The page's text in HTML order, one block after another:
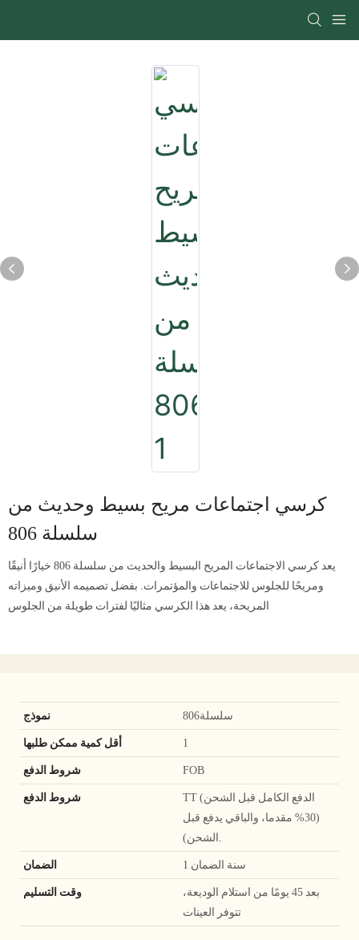
كرسي اجتماعات مريح بسيط وحديث من
سلسلة 806
يعد كرسي الاجتماعات المريح البسيط والحديث من سلسلة 806 خيارًا أنيقًا
ومريحًا للجلوس للاجتماعات والمؤتمرات. بفضل تصميمه الأنيق وميزاته
المريحة، يعد هذا الكرسي مثاليًا لفترات طويلة من الجلوس
سلسلة806
1
FOB
TT (الدفع الكامل قبل الشحن
(30% مقدما، والباقي يدفع قبل
الشحن).
1 سنة الضمان
بعد 45 يومًا من استلام الوديعة،
تتوفر العينات